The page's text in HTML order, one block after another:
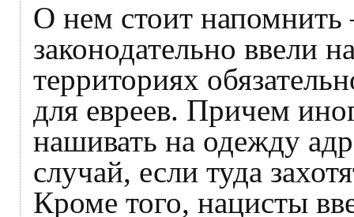
О нем стоит
законодательно ввели
территориях
для евреев. Причем
нашивать на одежду
случай, если туда
Кроме того, нацисты